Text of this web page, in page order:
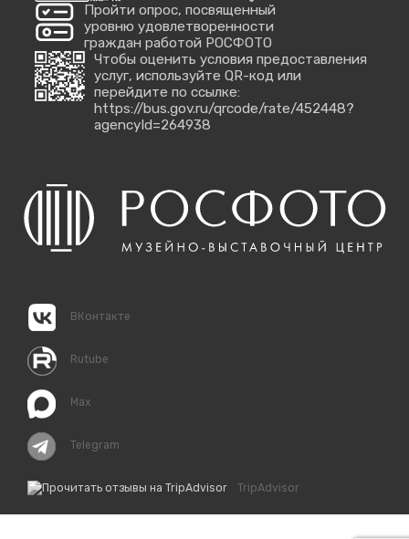
Пройти опрос, посвященный
уровню удовлетворенности
граждан работой РОСФОТО
Чтобы оценить условия предоставления
услуг, используйте QR-код или
перейдите по ссылке:
https://bus.gov.ru/qrcode/rate/452448?
agencyId=264938
ВКонтакте
Rutube
Max
Telegram
TripAdvisor